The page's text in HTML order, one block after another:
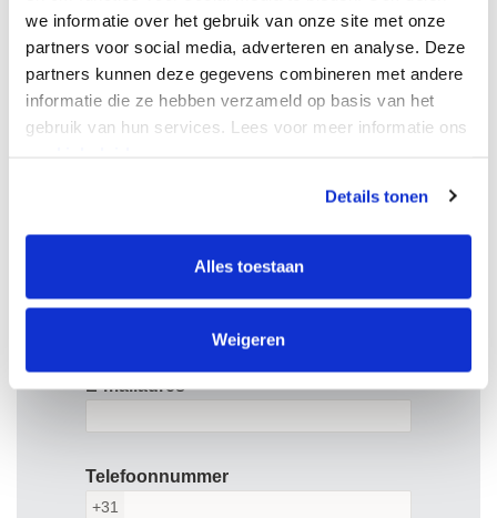
we informatie over het gebruik van onze site met onze
partners voor social media, adverteren en analyse. Deze
partners kunnen deze gegevens combineren met andere
informatie die ze hebben verzameld op basis van het
gebruik van hun services. Lees voor meer informatie ons
Details tonen
Alles toestaan
Weigeren
van het contactformulier.
Voornaam
Bedrijfsnaam
E-mailadres
Telefoonnummer
+31